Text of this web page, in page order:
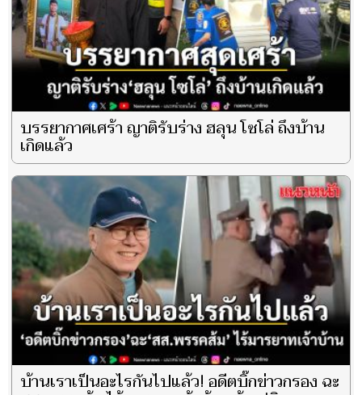
บรรยากาศเศร้า ญาติรับร่าง ฮลุน โซโล่ ถึงบ้าน
เกิดแล้ว
บ้านเราเป็นอะไรกันไปแล้ว! อดีตบิ๊กข่าวกรอง ฉะ